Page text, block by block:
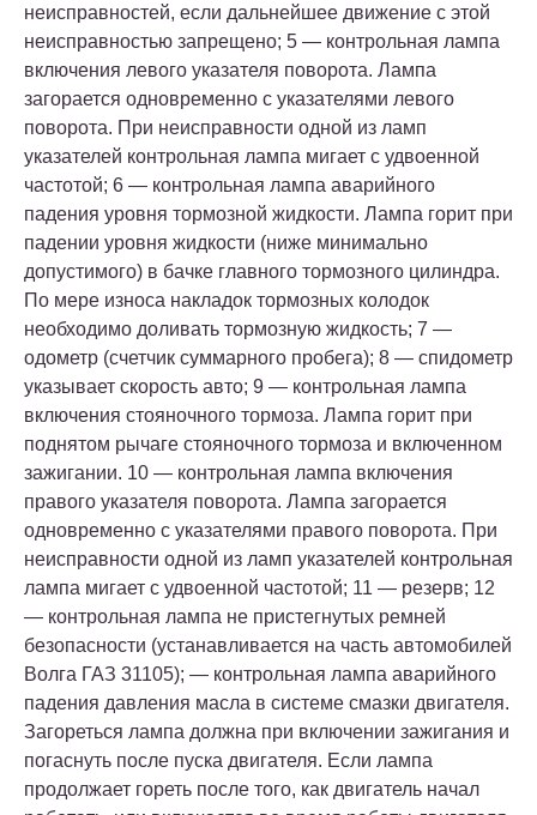
неисправностей, если дальнейшее движение с этой
неисправностью запрещено; 5 — контрольная лампа
включения левого указателя поворота. Лампа
загорается одновременно с указателями левого
поворота. При неисправности одной из ламп
указателей контрольная лампа мигает с удвоенной
частотой; 6 — контрольная лампа аварийного
падения уровня тормозной жидкости. Лампа горит при
падении уровня жидкости (ниже минимально
допустимого) в бачке главного тормозного цилиндра.
По мере износа накладок тормозных колодок
необходимо доливать тормозную жидкость; 7 —
одометр (счетчик суммарного пробега); 8 — спидометр
указывает скорость авто; 9 — контрольная лампа
включения стояночного тормоза. Лампа горит при
поднятом рычаге стояночного тормоза и включенном
зажигании. 10 — контрольная лампа включения
правого указателя поворота. Лампа загорается
одновременно с указателями правого поворота. При
неисправности одной из ламп указателей контрольная
лампа мигает с удвоенной частотой; 11 — резерв; 12
— контрольная лампа не пристегнутых ремней
безопасности (устанавливается на часть автомобилей
Волга ГАЗ 31105); — контрольная лампа аварийного
падения давления масла в системе смазки двигателя.
Загореться лампа должна при включении зажигания и
погаснуть после пуска двигателя. Если лампа
продолжает гореть после того, как двигатель начал